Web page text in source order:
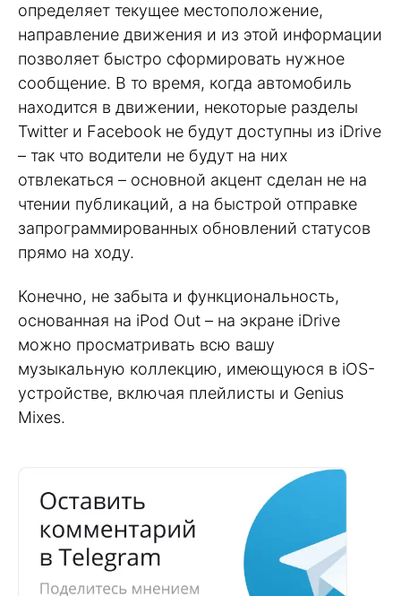
определяет текущее местоположение,
направление движения и из этой информации
позволяет быстро сформировать нужное
сообщение. В то время, когда автомобиль
находится в движении, некоторые разделы
Twitter и Facebook не будут доступны из iDrive
– так что водители не будут на них
отвлекаться – основной акцент сделан не на
чтении публикаций, а на быстрой отправке
запрограммированных обновлений статусов
прямо на ходу.
Конечно, не забыта и функциональность,
основанная на iPod Out – на экране iDrive
можно просматривать всю вашу
музыкальную коллекцию, имеющуюся в iOS-
устройстве, включая плейлисты и Genius
Mixes.